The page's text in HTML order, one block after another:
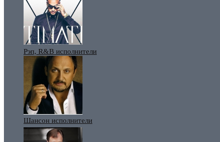
Рэп, R&B исполнители
Шансон исполнители